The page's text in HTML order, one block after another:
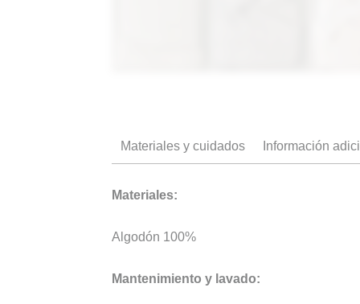
Materiales y cuidados Información
Materiales:
Algodón 100%
Mantenimiento y lavado: